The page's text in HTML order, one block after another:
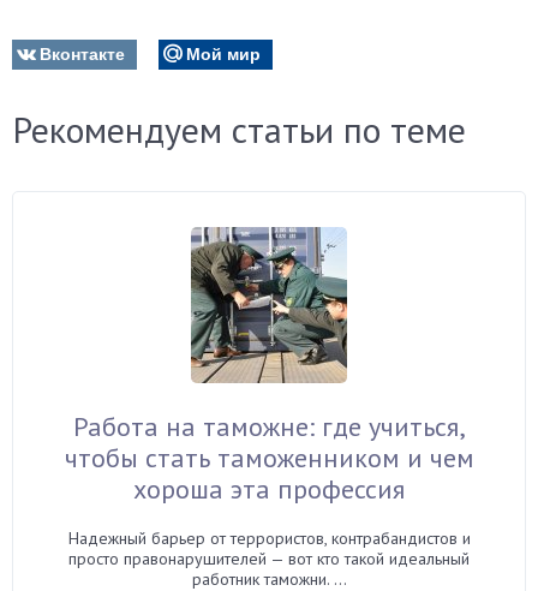
Вконтакте Мой мир
Рекомендуем статьи по теме
Работа на таможне: где учиться,
чтобы стать таможенником и чем
хороша эта профессия
Надежный барьер от террористов, контрабандистов и
просто правонарушителей — вот кто такой идеальный
работник таможни. ...